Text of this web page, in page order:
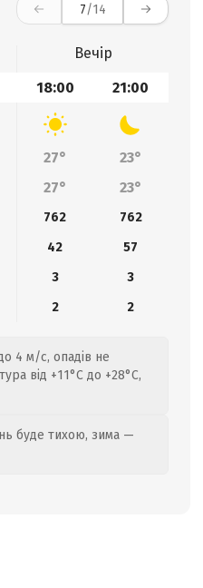
7/14
Вечір
18:00 21:00
27°
23°
27° 23°
762
762
42
57
3
3
2 2
4 м/с, опадів не
від +11°C до +28°C,
буде тихою, зима —